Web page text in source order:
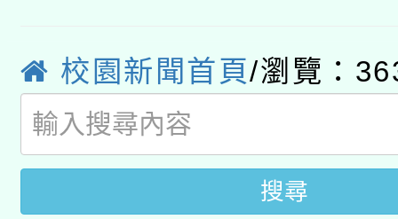
用水績優單位及節水達
動」
桃園市孔廟祈福系列
開 智慧啟航」
2026年桃園地景藝術
校園新聞首頁/瀏覽：
搜尋